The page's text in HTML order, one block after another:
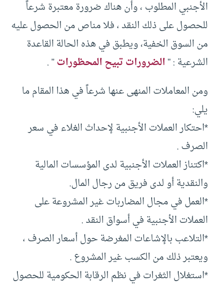
الأجنبي المطلوب ، وأن هناك ضرورة معتبرة شرعاً
للحصول على ذلك النقد ، فلا مناص من الحصول عليه
من السوق الخفية، ويطبق في هذه الحالة القاعدة
الشرعية : ”الضرورات تبيح المحظورات” .
ومن المعاملات المنهى عنها شرعاً في هذا المقام ما
يلي:
*احتكار العملات الأجنبية لإحداث الغلاء في سعر
الصرف .
*اكتناز العملات الأجنبية لدى المؤسسات المالية
والنقدية أو لدى فريق من رجال المال.
*العمل في مجال المضاربات غير المشروعة على
العملات الأجنبية في أسواق النقد .
*التلاعب بالإشاعات المغرضة حول أسعار الصرف ،
ويعتبر ذلك من الكسب غير المشروع .
*استغلال الثغرات في نظم الرقابة الحكومية للحصول